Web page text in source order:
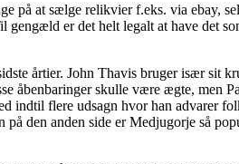
på at sælge relikvier f.eks. via ebay,
er det helt legalt at have det
årtier. John Thavis bruger især sit
åbenbaringer skulle være ægte, men
indtil flere udsagn hvor han advarer
den anden side er Medjugorje så